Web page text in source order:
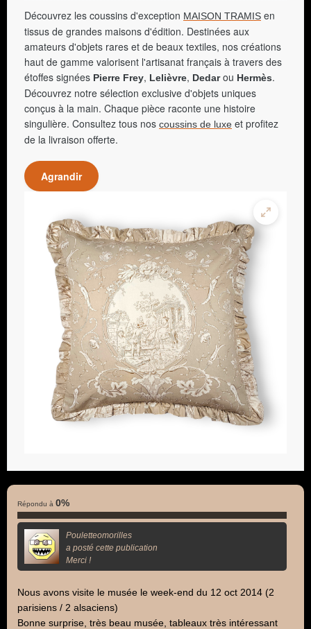
Découvrez les coussins d'exception MAISON TRAMIS en
tissus de grandes maisons d'édition. Destinées aux
amateurs d'objets rares et de beaux textiles, nos créations
haut de gamme valorisent l'artisanat français à travers des
étoffes signées Pierre Frey, Lelièvre, Dedarou Hermès.
Découvrez notre sélection exclusive d'objets uniques
conçus à la main. Chaque pièce raconte une histoire
singulière. Consultez tous nos coussins de luxe et profitez
de la livraison offerte.
Agrandir
Répondu à 0%
Pouletteomorilles
a posté cette publication
Merci !
Nous avons visite le musée le week-end du 12 oct 2014 (2
parisiens / 2 alsaciens)
Bonne surprise, très beau musée, tableaux très intéressant